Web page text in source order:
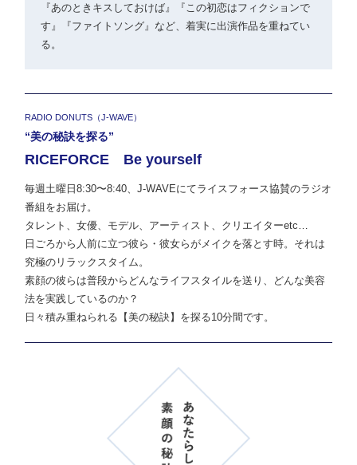
『あのときキスしておけば』『この初恋はフィクションで
す』『ファイトソング』など、着実に出演作品を重ねてい
る。
RADIO DONUTS（J-WAVE）
“美の秘訣を探る”
RICEFORCE Be yourself
毎週土曜日8:30〜8:40、J-WAVEにてライスフォース協賛のラジオ
番組をお届け。
タレント、女優、モデル、アーティスト、クリエイターetc…
日ごろから人前に立つ彼ら・彼女らがメイクを落とす時。それは
究極のリラックスタイム。
素顔の彼らは普段からどんなライフスタイルを送り、どんな美容
法を実践しているのか？
日々積み重ねられる【美の秘訣】を探る10分間です。